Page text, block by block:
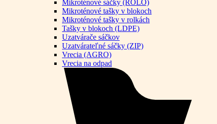
Mikroténové sáčky (ROLO)
Mikroténové tašky v blokoch
Mikroténové tašky v rolkách
Tašky v blokoch (LDPE)
Uzatvárače sáčkov
Uzatvárateľné sáčky (ZIP)
Vrecia (AGRO)
Vrecia na odpad